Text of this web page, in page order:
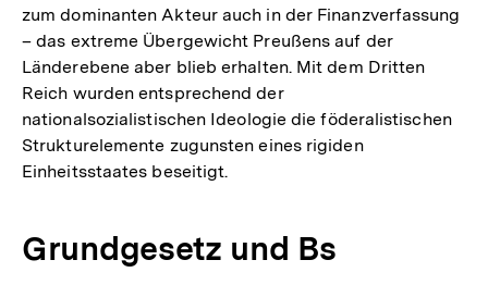
zum dominanten Akteur auch in der Finanzverfassung
– das extreme Übergewicht Preußens auf der
Länderebene aber blieb erhalten. Mit dem Dritten
Reich wurden entsprechend der
nationalsozialistischen Ideologie die föderalistischen
Strukturelemente zugunsten eines rigiden
Einheitsstaates beseitigt.
Grundgesetz und Bs